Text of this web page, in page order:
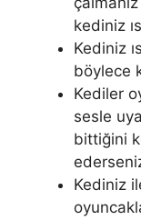
kediniz
Kediniz
böylece
Kediler
sesle
bittiğini
Kediniz